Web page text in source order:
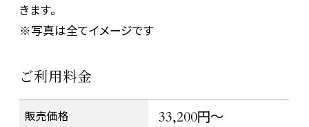
きます。
※写真は全てイメージです
ご利用料金
販売価格 33,200円～